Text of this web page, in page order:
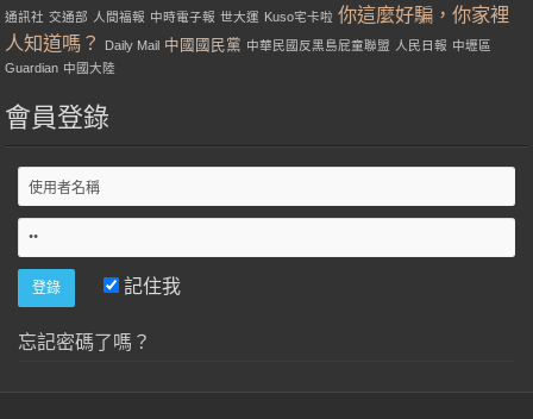
通訊社 交通部 人間福報 中時電子報 世大運 Kuso宅卡啦 你這麼好騙，你家裡
人知道嗎？
Daily Mail 中國國民黨 中華民國反黑島屁童聯盟 人民日報 中壢區
Guardian 中國大陸
會員登錄
記住我
忘記密碼了嗎？